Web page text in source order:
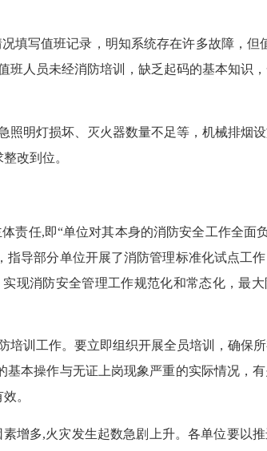
写值班记录，明知系统存在许多故障，但
班人员未经消防培训，缺乏起码的基本知识
明灯损坏、灭火器数量不足等，机械排烟
改到位。
任,即“单位对其本身的消防安全工作全面
导部分单位开展了消防管理标准化试点工
现消防安全管理工作规范化和常态化，最
训工作。要立即组织开展全员培训，确保
本操作与无证上岗现象严重的实际情况，
。
多,火灾发生起数急剧上升。各单位要以